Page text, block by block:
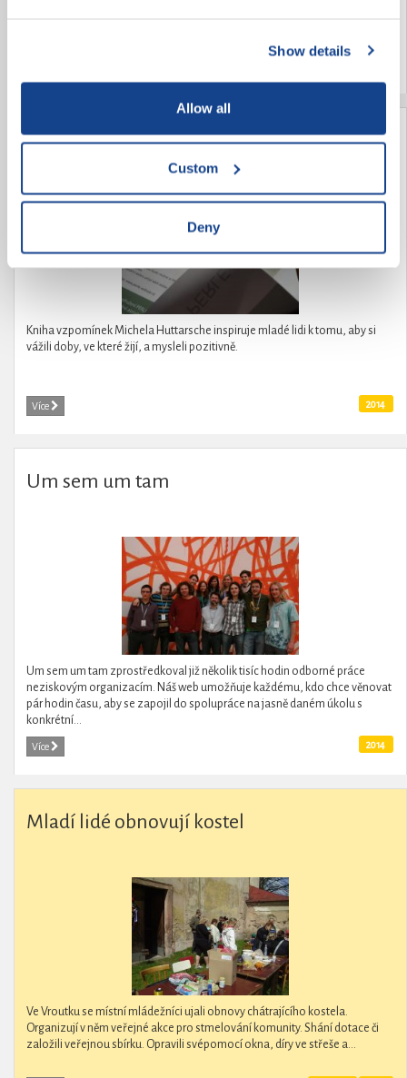
Show details
Allow all
Custom
Deny
Vzpomínky z let 1923-1966
Kniha vzpomínek Michela Huttarsche inspiruje mladé lidi k tomu, aby si
vážili doby, ve které žijí, a mysleli pozitivně.
Více 2014
Um sem um tam
Um sem um tam zprostředkoval již několik tisíc hodin odborné práce
neziskovým organizacím. Náš web umožňuje každému, kdo chce věnovat
pár hodin času, aby se zapojil do spolupráce na jasně daném úkolu s
konkrétní...
Více 2014
Mladí lidé obnovují kostel
Ve Vroutku se místní mládežníci ujali obnovy chátrajícího kostela.
Organizují v něm veřejné akce pro stmelování komunity. Shání dotace či
založili veřejnou sbírku. Opravili svépomocí okna, díry ve střeše a...